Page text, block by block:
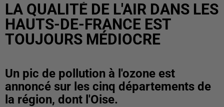
LA QUALITÉ DE L'AIR DANS LES
HAUTS-DE-FRANCE EST
TOUJOURS MÉDIOCRE
Un pic de pollution à l'ozone est
annoncé sur les cinq départements de
la région, dont l'Oise.